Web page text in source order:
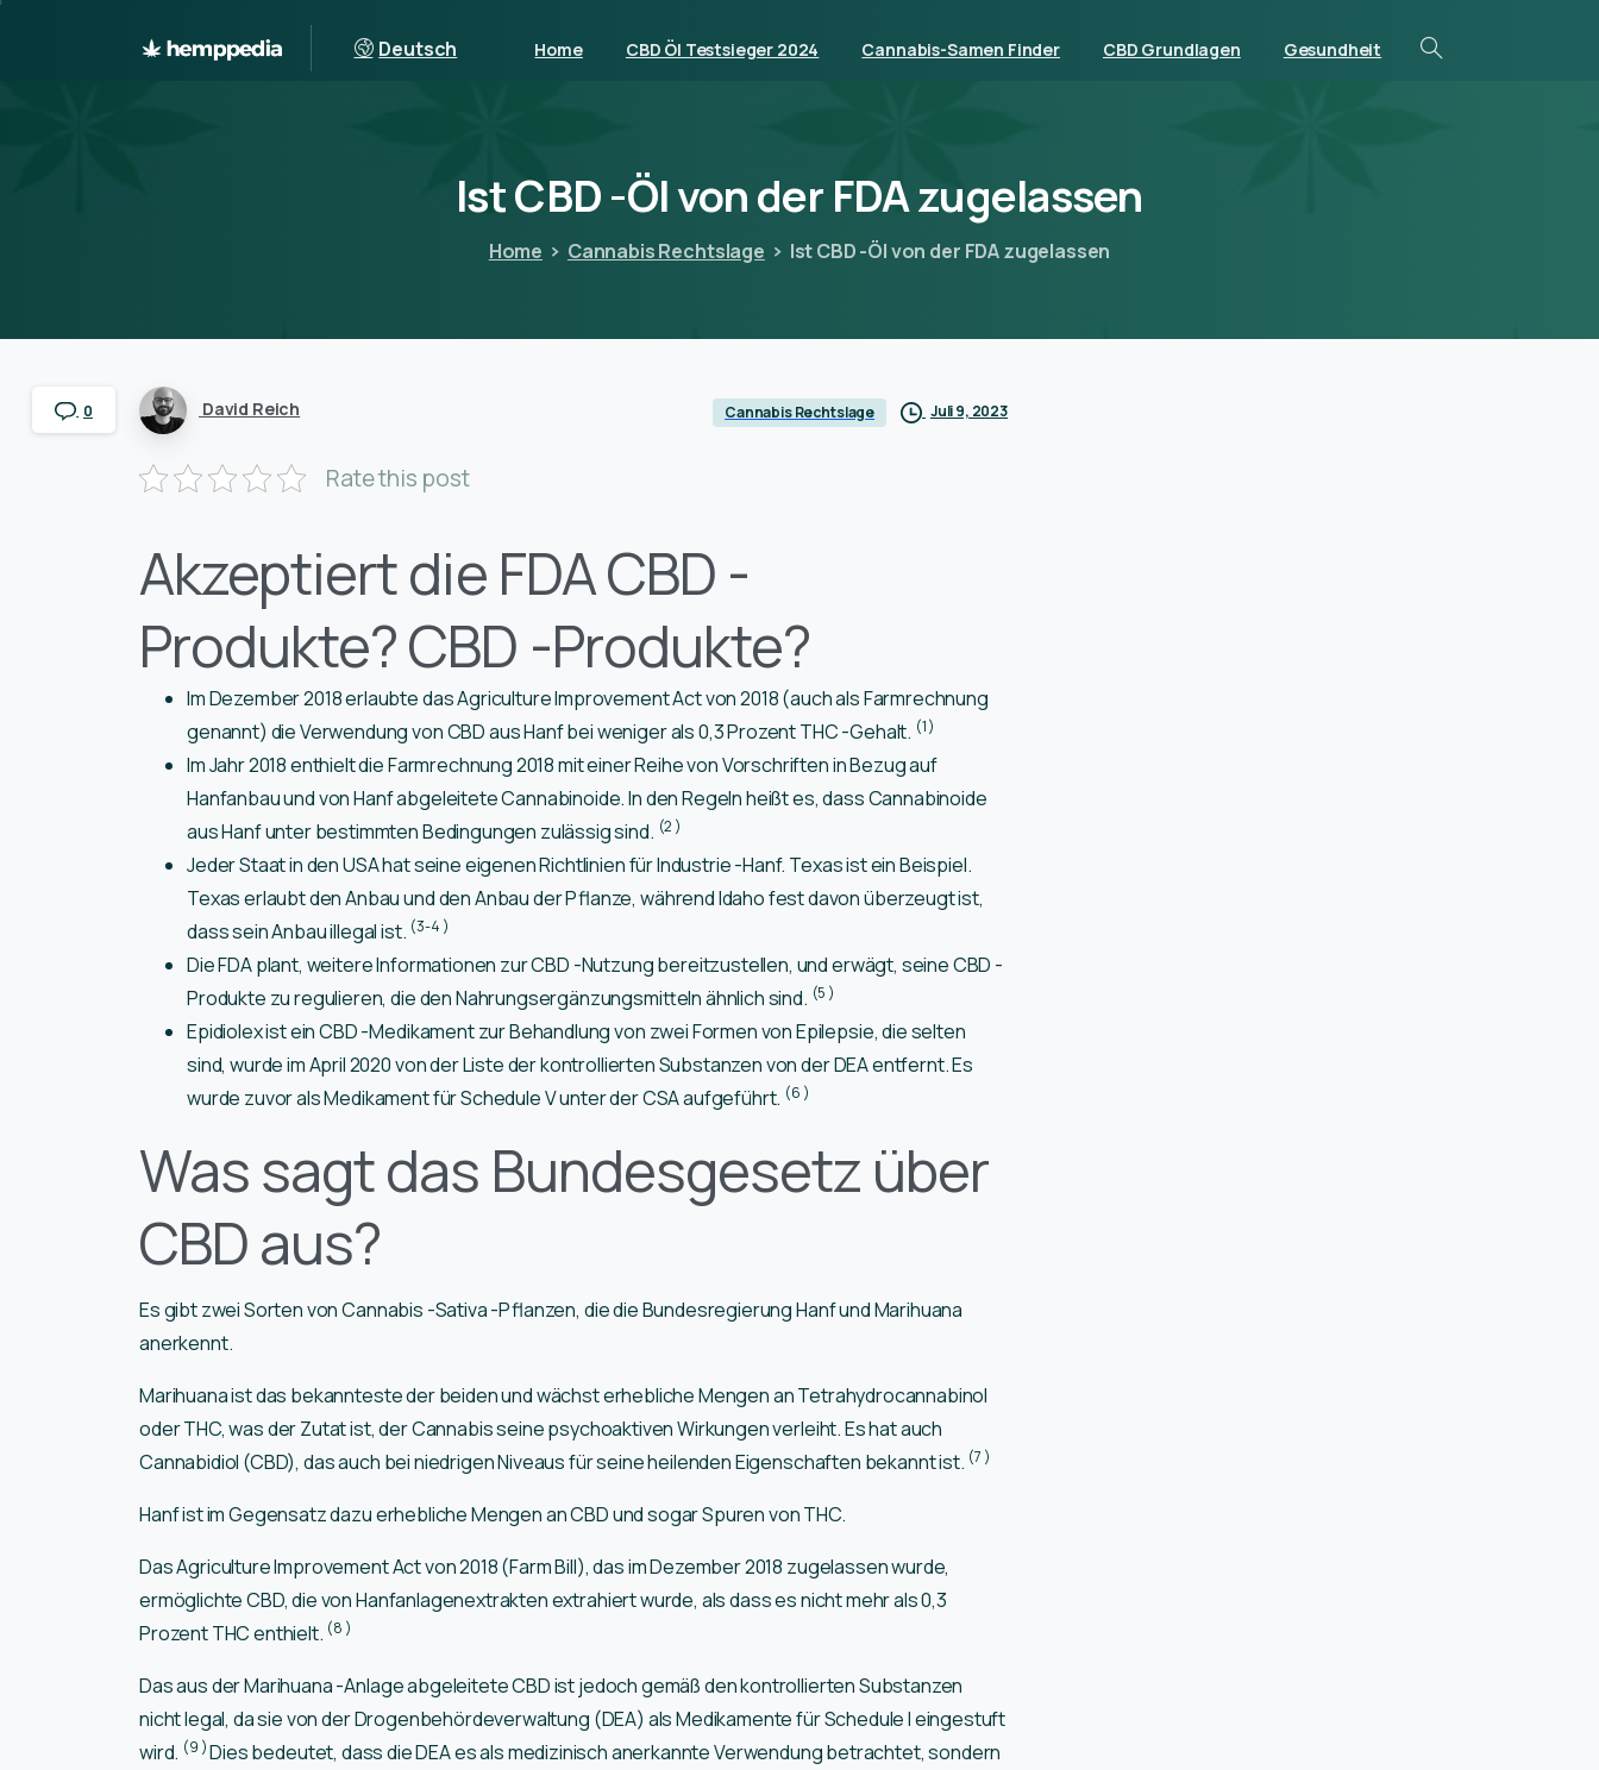
Deutsch Home CBD Öl Testsieger 2024 Cannabis-Samen Finder CBD Grundlagen Gesundheit
IstCBD-Ölvonder FDAzugelassen
Home Cannabis Rechtslage Ist CBD -Öl von der FDA zugelassen
David Reich Cannabis Rechtslage Juli 9, 2023
Rate this post
Akzeptiert die FDA CBD -
Produkte? CBD -Produkte?
Im Dezember 2018 erlaubte das Agriculture Improvement Act von 2018 (auch als Farmrechnung
genannt) die Verwendung von CBD aus Hanf bei weniger als 0,3 Prozent THC -Gehalt. (1)
Im Jahr 2018 enthielt die Farmrechnung 2018 mit einer Reihe von Vorschriften in Bezug auf
Hanfanbau und von Hanf abgeleitete Cannabinoide. In den Regeln heißt es, dass Cannabinoide
aus Hanf unter bestimmten Bedingungen zulässig sind. (2 )
Jeder Staat in den USA hat seine eigenen Richtlinien für Industrie -Hanf. Texas ist ein Beispiel.
Texas erlaubt den Anbau und den Anbau der Pflanze, während Idaho fest davon überzeugt ist,
dass sein Anbau illegal ist. (3-4 )
Die FDA plant, weitere Informationen zur CBD -Nutzung bereitzustellen, und erwägt, seine CBD -
Produkte zu regulieren, die den Nahrungsergänzungsmitteln ähnlich sind. (5 )
Epidiolex ist ein CBD -Medikament zur Behandlung von zwei Formen von Epilepsie, die selten
sind, wurde im April 2020 von der Liste der kontrollierten Substanzen von der DEA entfernt. Es
wurde zuvor als Medikament für Schedule V unter der CSA aufgeführt. (6 )
Was sagt das Bundesgesetz über
CBD aus?
Es gibt zwei Sorten von Cannabis -Sativa -Pflanzen, die die Bundesregierung Hanf und Marihuana
anerkennt.
Marihuana ist das bekannteste der beiden und wächst erhebliche Mengen an Tetrahydrocannabinol
oder THC, was der Zutat ist, der Cannabis seine psychoaktiven Wirkungen verleiht. Es hat auch
Cannabidiol (CBD), das auch bei niedrigen Niveaus für seine heilenden Eigenschaften bekannt ist. (7 )
Hanf ist im Gegensatz dazu erhebliche Mengen an CBD und sogar Spuren von THC.
Das Agriculture Improvement Act von 2018 (Farm Bill), das im Dezember 2018 zugelassen wurde,
ermöglichte CBD, die von Hanfanlagenextrakten extrahiert wurde, als dass es nicht mehr als 0,3
Prozent THC enthielt. (8 )
Das aus der Marihuana -Anlage abgeleitete CBD ist jedoch gemäß den kontrollierten Substanzen
nicht legal, da sie von der Drogenbehördeverwaltung (DEA) als Medikamente für Schedule I eingestuft
wird. (9 )Dies bedeutet, dass die DEA es als medizinisch anerkannte Verwendung betrachtet, sondern
0